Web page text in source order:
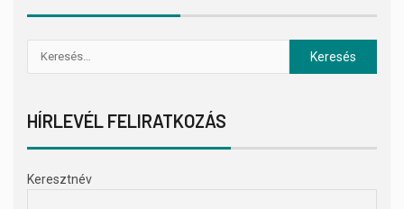
HÍRLEVÉL FELIRATKOZÁS
Keresztnév